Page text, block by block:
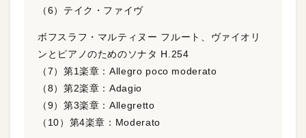
（6）テイク・ファイヴ
ボフスラフ・マルティヌー フルート、ヴァイオリ
ンとピアノのためのソナタ H.254
（7）第1楽章：Allegro poco moderato
（8）第2楽章：Adagio
（9）第3楽章：Allegretto
（10）第4楽章：Moderato